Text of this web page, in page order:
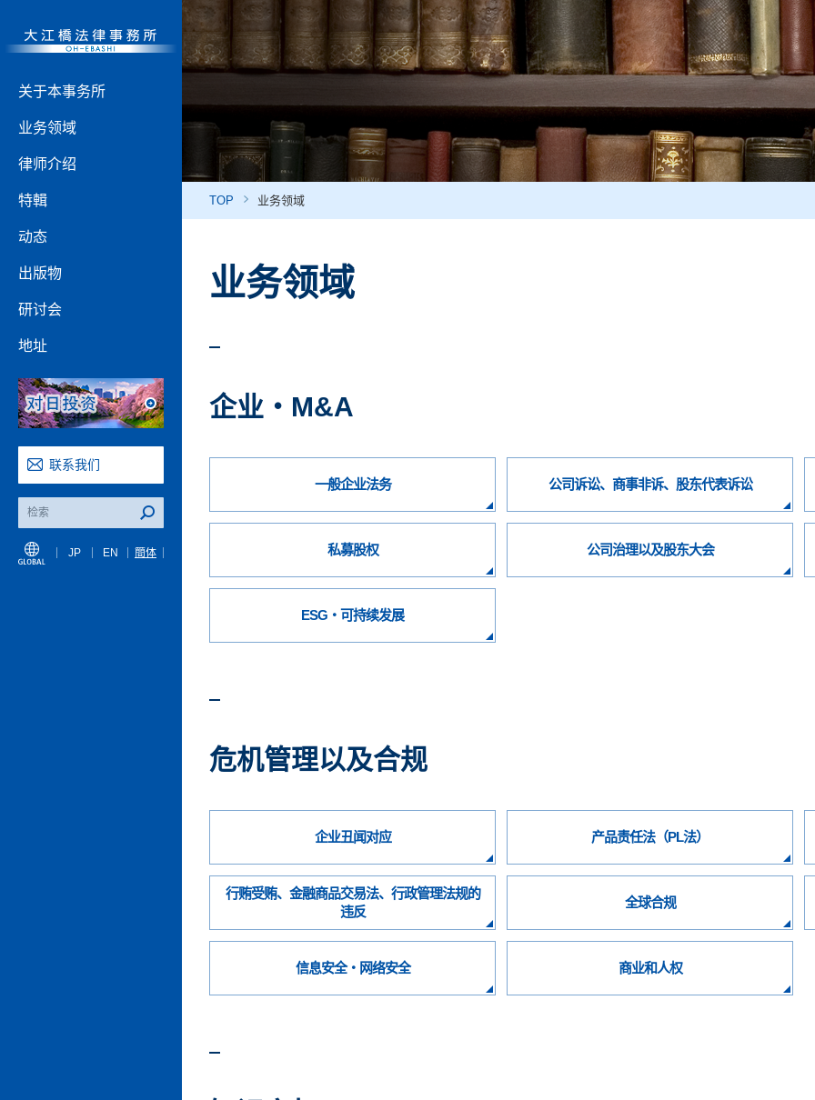
关于本事务所
业务领域
律师介绍
特輯
动态
出版物
研讨会
地址
联系我们
JP EN 簡体
TOP 业务领域
业务领域
企业・M&A
一般企业法务 公司诉讼、商事非诉、股东代表诉讼
私募股权 公司治理以及股东大会
ESG・可持续发展
危机管理以及合规
企业丑闻对应 产品责任法（PL法）
行贿受贿、金融商品交易法、行政管理法规的
违反
全球合规
信息安全・网络安全 商业和人权